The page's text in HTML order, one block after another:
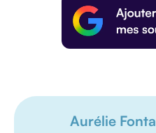
Aurélie Fonta